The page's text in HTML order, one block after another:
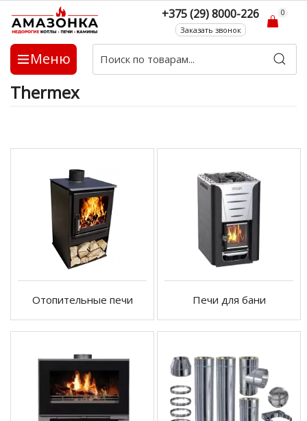
Меню
+375 (29) 8000-226
Заказать звонок
0
Thermex
Отопительные печи Печи для бани